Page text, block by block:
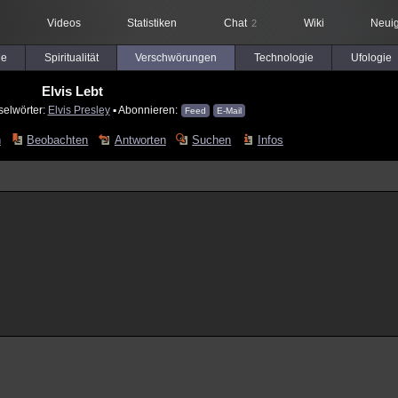
Videos Statistiken Chat 2 Wiki
Spiritualität Verschwörungen Technologie Ufologie
Elvis Lebt
Elvis Presley▪ Abonnieren: Feed E-Mail
Beobachten Antworten Suchen Infos